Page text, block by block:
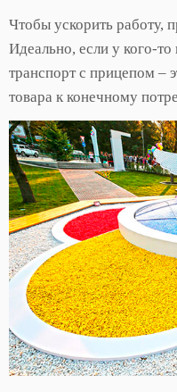
Чтобы ускорить работу,
Идеально, если у кого-
транспорт с прицепом –
товара к конечному